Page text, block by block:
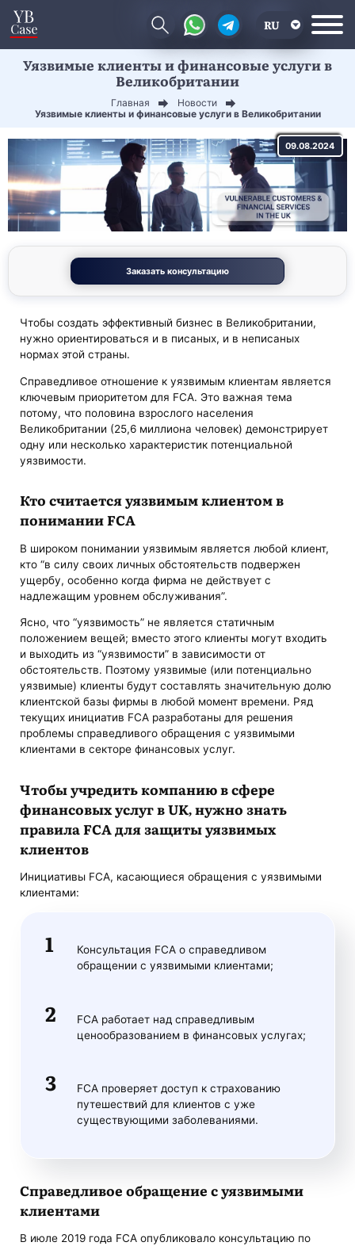
RU
EN
Уязвимые клиенты и финансовые услуги в
Великобритании
Главная
Новости
Уязвимые клиенты и финансовые услуги в Великобритании
09.08.2024
Заказать консультацию
Чтобы создать эффективный бизнес в Великобритании,
нужно ориентироваться и в писаных, и в неписаных
нормах этой страны.
Справедливое отношение к уязвимым клиентам является
ключевым приоритетом для FCA. Это важная тема
потому, что половина взрослого населения
Великобритании (25,6 миллиона человек) демонстрирует
одну или несколько характеристик потенциальной
уязвимости.
Кто считается уязвимым клиентом в
понимании FCA
В широком понимании уязвимым является любой клиент,
кто “в силу своих личных обстоятельств подвержен
ущербу, особенно когда фирма не действует с
надлежащим уровнем обслуживания”.
Ясно, что “уязвимость” не является статичным
положением вещей; вместо этого клиенты могут входить
и выходить из “уязвимости” в зависимости от
обстоятельств. Поэтому уязвимые (или потенциально
уязвимые) клиенты будут составлять значительную долю
клиентской базы фирмы в любой момент времени. Ряд
текущих инициатив FCA разработаны для решения
проблемы справедливого обращения с уязвимыми
клиентами в секторе финансовых услуг.
Чтобы учредить компанию в сфере
финансовых услуг в UK, нужно знать
правила FCA для защиты уязвимых
клиентов
Инициативы FCA, касающиеся обращения с уязвимыми
клиентами:
Консультация FCA о справедливом
обращении с уязвимыми клиентами;
FCA работает над справедливым
ценообразованием в финансовых услугах;
FCA проверяет доступ к страхованию
путешествий для клиентов с уже
существующими заболеваниями.
Справедливое обращение с уязвимыми
клиентами
В июле 2019 года FCA опубликовало консультацию по